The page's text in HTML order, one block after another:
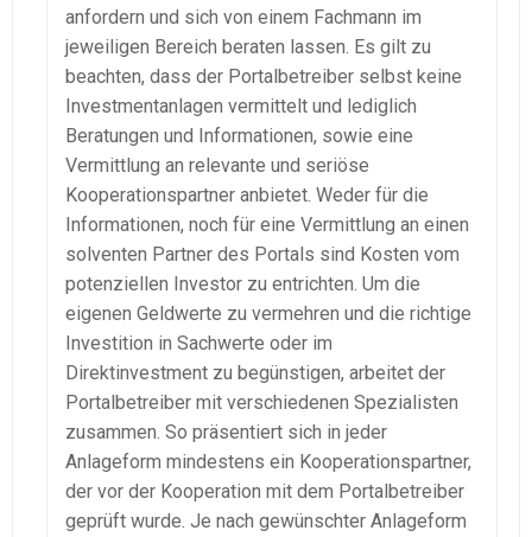
anfordern und sich von einem Fachmann im
jeweiligen Bereich beraten lassen. Es gilt zu
beachten, dass der Portalbetreiber selbst keine
Investmentanlagen vermittelt und lediglich
Beratungen und Informationen, sowie eine
Vermittlung an relevante und seriöse
Kooperationspartner anbietet. Weder für die
Informationen, noch für eine Vermittlung an einen
solventen Partner des Portals sind Kosten vom
potenziellen Investor zu entrichten. Um die
eigenen Geldwerte zu vermehren und die richtige
Investition in Sachwerte oder im
Direktinvestment zu begünstigen, arbeitet der
Portalbetreiber mit verschiedenen Spezialisten
zusammen. So präsentiert sich in jeder
Anlageform mindestens ein Kooperationspartner,
der vor der Kooperation mit dem Portalbetreiber
geprüft wurde. Je nach gewünschter Anlageform